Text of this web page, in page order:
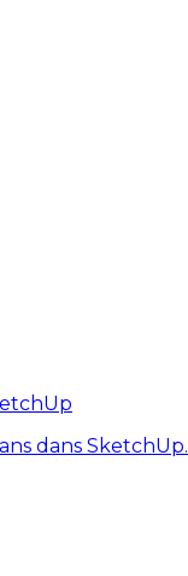
dans SketchUp.